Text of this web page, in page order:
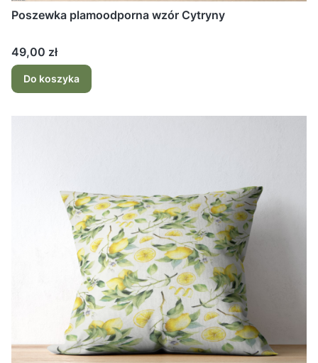
Poszewka plamoodporna wzór Cytryny
Cena
49,00 zł
Do koszyka